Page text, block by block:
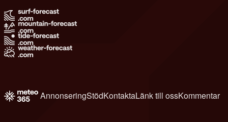
AnnonseringStödKontaktaLänk till ossKommentar